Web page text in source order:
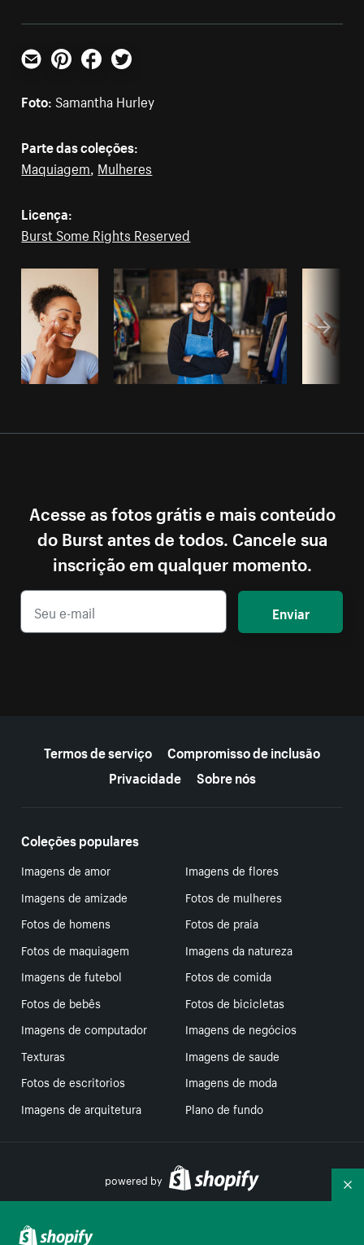
E-mailPinterestFacebookTwitter
Foto: Samantha Hurley
Parte das coleções:
Maquiagem Mulheres
Licença:
Burst Some Rights Reserved
Acesse as fotos grátis e mais conteúdo
do Burst antes de todos. Cancele sua
inscrição em qualquer momento.
Enviar
Termos de serviço
Compromisso de inclusão
Privacidade
Sobre nós
Coleções populares
Imagens de amor
Imagens de flores
Imagens de amizade
Fotos de mulheres
Fotos de homens
Fotos de praia
Fotos de maquiagem
Imagens da natureza
Imagens de futebol
Fotos de comida
Fotos de bebês
Fotos de bicicletas
Imagens de computador
Imagens de negócios
Texturas
Imagens de saude
Fotos de escritorios
Imagens de moda
Imagens de arquitetura
Plano de fundo
powered by